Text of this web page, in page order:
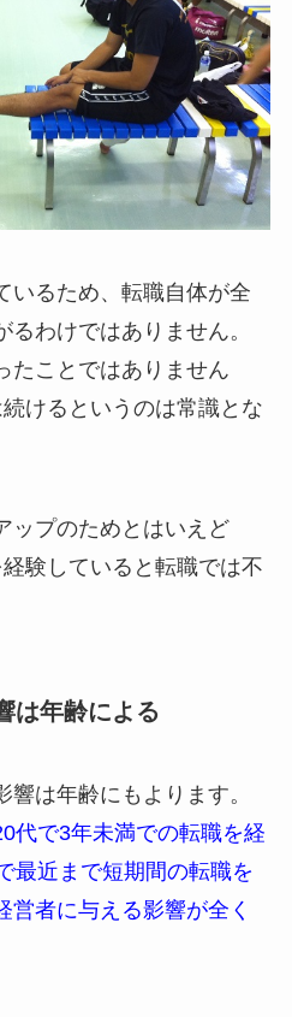
いるため、転職自体が全
わけではありません。
たことではありません
けるというのは常識とな
ップのためとはいえど
験していると転職では不
は年齢による
は年齢にもよります。
代で3年未満での転職を経
最近まで短期間の転職を
営者に与える影響が全く